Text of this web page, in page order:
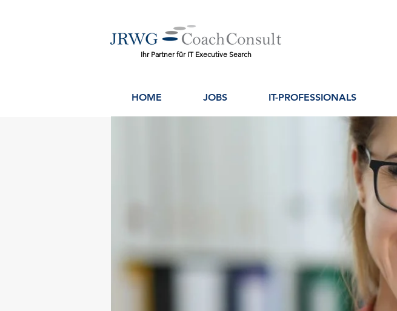
Ihr Partner für IT Executive Search
HOME JOBS IT-PROFESSIONALS